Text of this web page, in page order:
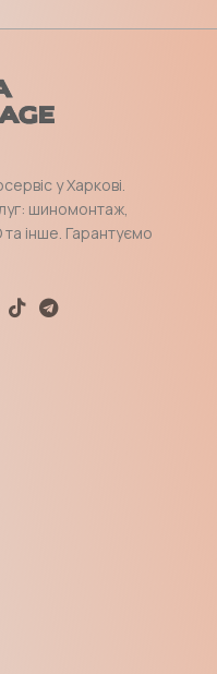
у Харкові.
шиномонтаж,
інше. Гарантуємо